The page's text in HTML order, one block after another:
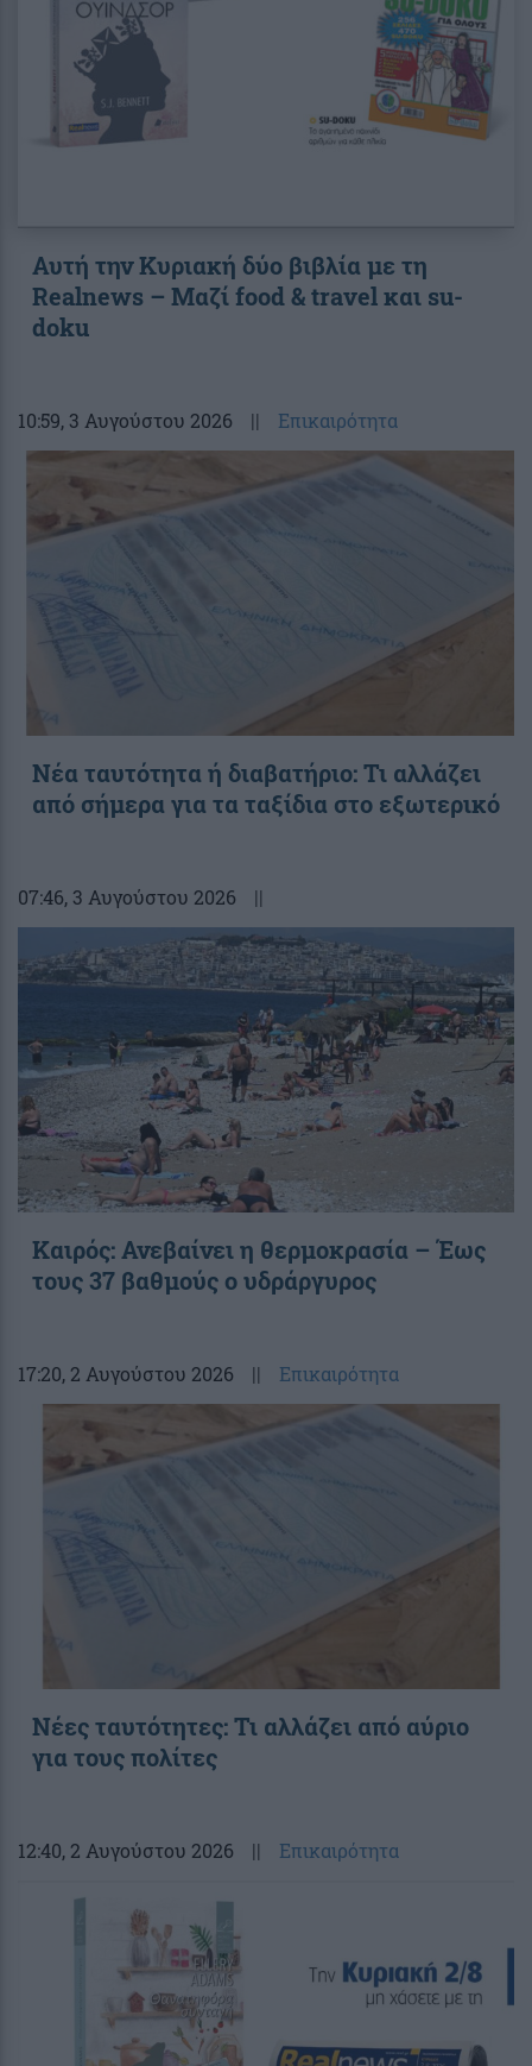
Αυτή την Κυριακή δύο βιβλία με τη
Realnews – Μαζί food & travel και su-
doku
10:59, 3 Αυγούστου 2026 || Επικαιρότητα
Νέα ταυτότητα ή διαβατήριο: Τι αλλάζει
από σήμερα για τα ταξίδια στο εξωτερικό
07:46, 3 Αυγούστου 2026 ||
Καιρός: Ανεβαίνει η θερμοκρασία – Έως
τους 37 βαθμούς ο υδράργυρος
17:20, 2 Αυγούστου 2026 || Επικαιρότητα
Νέες ταυτότητες: Τι αλλάζει από αύριο
για τους πολίτες
12:40, 2 Αυγούστου 2026 || Επικαιρότητα